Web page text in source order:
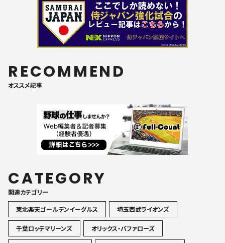
RECOMMEND
オススメ記事
CATEGORY
関連カテゴリ一
東北楽天ゴールデンイーグルス
埼玉西武ライオンズ
千葉ロッテマリーンズ オリックス・バファローズ